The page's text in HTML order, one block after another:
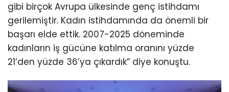
gibi birçok Avrupa ülkesinde genç istihdamı
gerilemiştir. Kadın istihdamında da önemli bir
başarı elde ettik. 2007-2025 döneminde
kadınların iş gücüne katılma oranını yüzde
21’den yüzde 36’ya çıkardık” diye konuştu.